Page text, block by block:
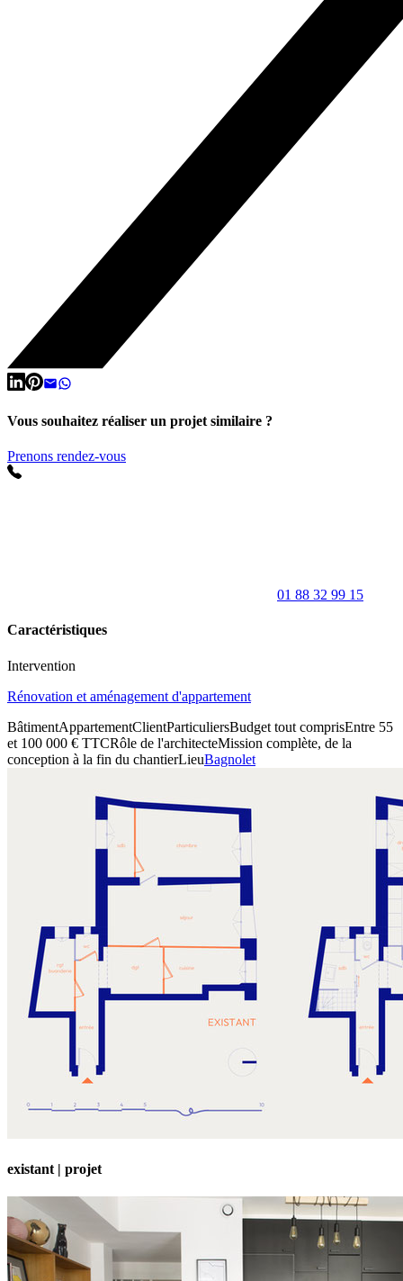
Vous souhaitez réaliser un projet similaire ?
Prenons rendez-vous
01 88 32 99 15
Caractéristiques
Intervention
Rénovation et aménagement d'appartement
BâtimentAppartementClientParticuliersBudget tout comprisEntre 55
et 100 000 € TTCRôle de l'architecteMission complète, de la
conception à la fin du chantierLieuBagnolet
existant | projet